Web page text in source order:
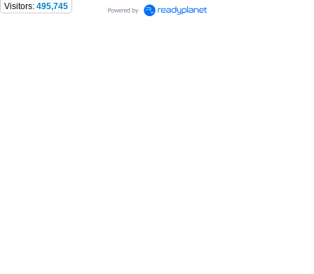
Visitors: 495,745